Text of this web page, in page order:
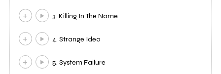
3. Killing In The Name
4. Strange Idea
5. System Failure